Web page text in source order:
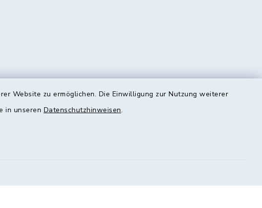
Website zu ermöglichen. Die Einwilligung zur Nutzung weiterer
in unseren Datenschutzhinweisen.